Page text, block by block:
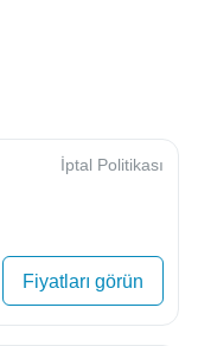
İptal Politikası
Fiyatları görün